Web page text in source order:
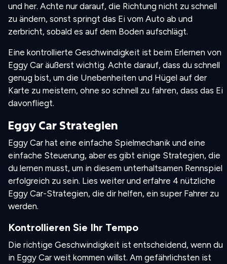
und her. Achte nur darauf, die Richtung nicht zu schnell
zu ändern, sonst springt das Ei vom Auto ab und
zerbricht, sobald es auf dem Boden aufschlägt.
Eine kontrollierte Geschwindigkeit ist beim Erlernen von
Eggy Car äußerst wichtig. Achte darauf, dass du schnell
genug bist, um die Unebenheiten und Hügel auf der
Karte zu meistern, ohne so schnell zu fahren, dass das Ei
davonfliegt.
Eggy Car Strategien
Eggy Car hat eine einfache Spielmechanik und eine
einfache Steuerung, aber es gibt einige Strategien, die
du lernen musst, um in diesem unterhaltsamen Rennspiel
erfolgreich zu sein. Lies weiter und erfahre 4 nützliche
Eggy Car-Strategien, die dir helfen, ein super Fahrer zu
werden.
Kontrollieren Sie Ihr Tempo
Die richtige Geschwindigkeit ist entscheidend, wenn du
in Eggy Car weit kommen willst. Am gefährlichsten ist